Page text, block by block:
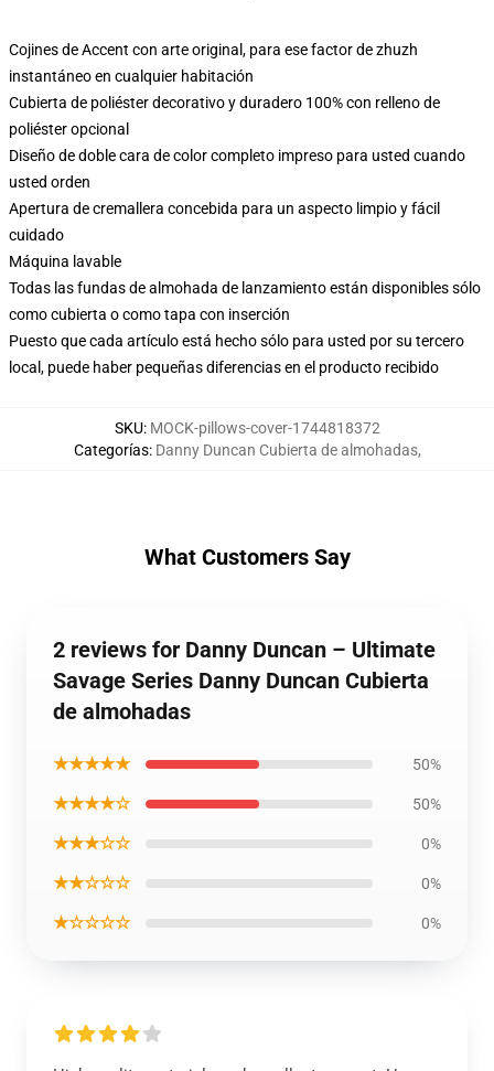
Cojines de Accent con arte original, para ese factor de zhuzh
instantáneo en cualquier habitación
Cubierta de poliéster decorativo y duradero 100% con relleno de
poliéster opcional
Diseño de doble cara de color completo impreso para usted cuando
usted orden
Apertura de cremallera concebida para un aspecto limpio y fácil
cuidado
Máquina lavable
Todas las fundas de almohada de lanzamiento están disponibles sólo
como cubierta o como tapa con inserción
Puesto que cada artículo está hecho sólo para usted por su tercero
local, puede haber pequeñas diferencias en el producto recibido
SKU: MOCK-pillows-cover-1744818372
Categorías: Danny Duncan Cubierta de almohadas,
What Customers Say
2 reviews for Danny Duncan – Ultimate
Savage Series Danny Duncan Cubierta
de almohadas
★★★★★ 50%
★★★★☆ 50%
★★★☆☆ 0%
★★☆☆☆ 0%
★☆☆☆☆ 0%